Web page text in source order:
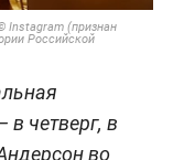
Instagram (признан
Российской
в четверг, в
во